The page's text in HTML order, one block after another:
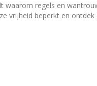
regels en
vrijheid beperkt en